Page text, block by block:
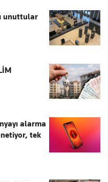
unuttular
alarma
tek